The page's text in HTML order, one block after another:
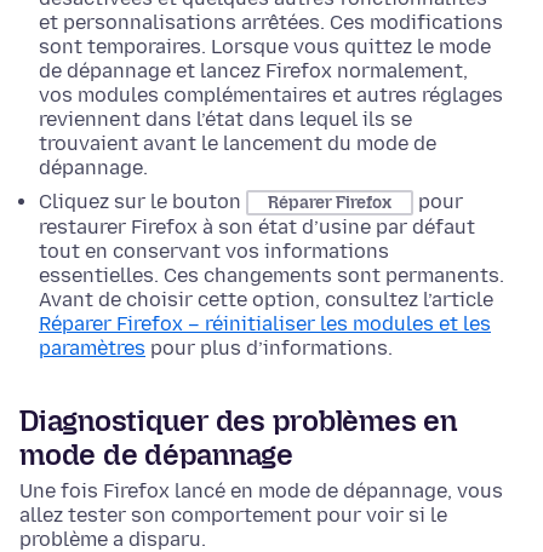
et personnalisations arrêtées. Ces modifications
sont temporaires. Lorsque vous quittez le mode
de dépannage et lancez Firefox normalement,
vos modules complémentaires et autres réglages
reviennent dans l’état dans lequel ils se
trouvaient avant le lancement du mode de
dépannage.
Cliquez sur le bouton
Réparer Firefox
pour
restaurer Firefox à son état d’usine par défaut
tout en conservant vos informations
essentielles. Ces changements sont permanents.
Avant de choisir cette option, consultez l’article
Réparer Firefox – réinitialiser les modules et les
paramètres pour plus d’informations.
Diagnostiquer des problèmes en
mode de dépannage
Une fois Firefox lancé en mode de dépannage, vous
allez tester son comportement pour voir si le
problème a disparu.